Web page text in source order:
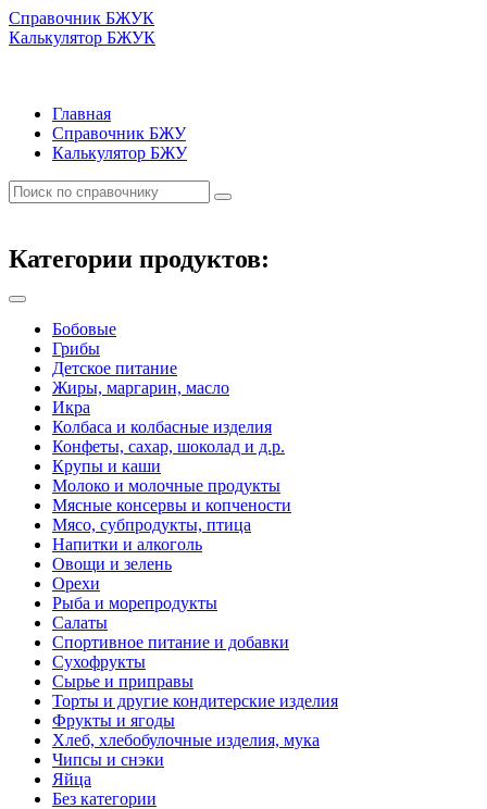
Справочник БЖУК
Калькулятор БЖУК
Главная
Справочник БЖУ
Калькулятор БЖУ
Категории продуктов:
Бобовые
Грибы
Детское питание
Жиры, маргарин, масло
Икра
Колбаса и колбасные изделия
Конфеты, сахар, шоколад и д.р.
Крупы и каши
Молоко и молочные продукты
Мясные консервы и копчености
Мясо, субпродукты, птица
Напитки и алкоголь
Овощи и зелень
Орехи
Рыба и морепродукты
Салаты
Спортивное питание и добавки
Сухофрукты
Сырье и приправы
Торты и другие кондитерские изделия
Фрукты и ягоды
Хлеб, хлебобулочные изделия, мука
Чипсы и снэки
Яйца
Без категории